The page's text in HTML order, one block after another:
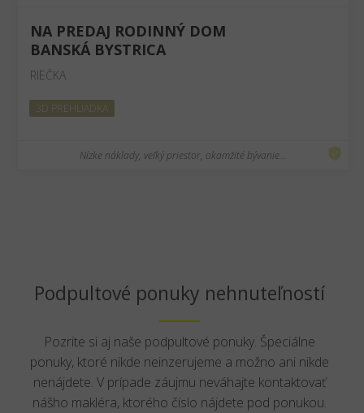
NA PREDAJ RODINNÝ DOM
BANSKÁ BYSTRICA
RIEČKA
3D PREHLIADKA
Nízke náklady, veľký priestor, okamžité bývanie...
Podpultové ponuky nehnuteľností
Pozrite si aj naše podpultové ponuky. Špeciálne
ponuky, ktoré nikde neinzerujeme a možno ani nikde
nenájdete. V prípade záujmu neváhajte kontaktovať
nášho makléra, ktorého číslo nájdete pod ponukou.